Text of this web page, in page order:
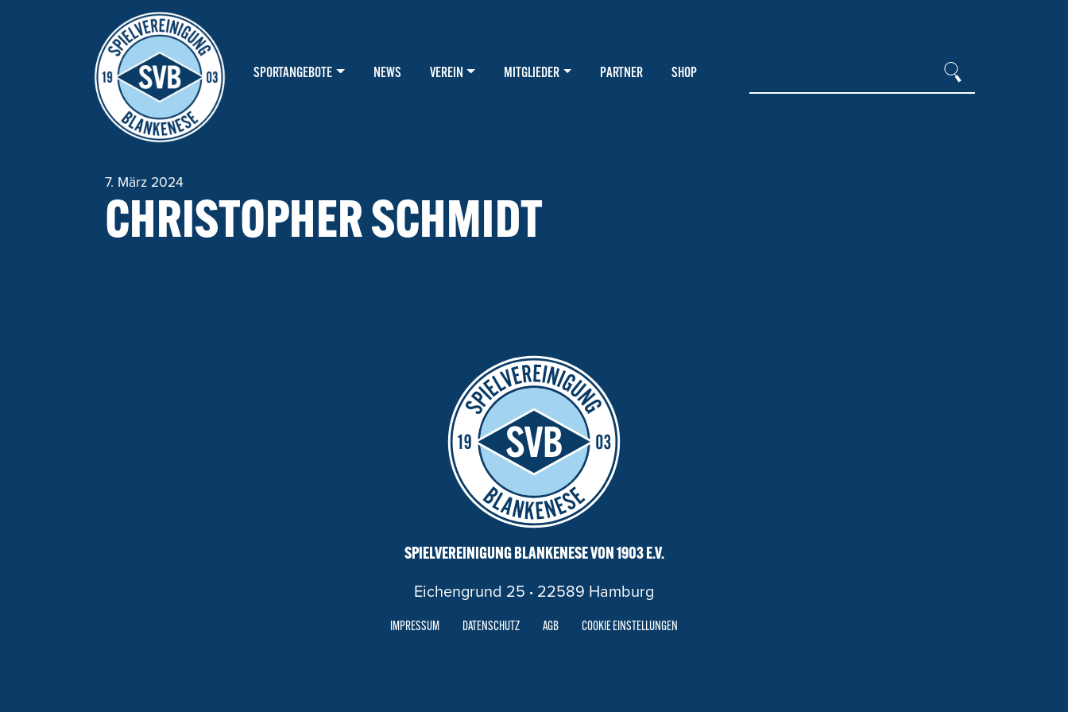
HAUPTNAVIGATION
SPORTANGEBOTE NEWS VEREIN MITGLIEDER PARTNER SHOP
7. März 2024
CHRISTOPHER SCHMIDT
SPIELVEREINIGUNG BLANKENESE VON 1903 E.V.
Eichengrund 25 · 22589 Hamburg
IMPRESSUM DATENSCHUTZ AGB COOKIE EINSTELLUNGEN